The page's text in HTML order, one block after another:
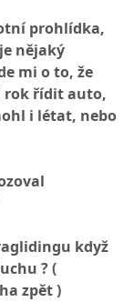
prohlídka,
nějaký
mi o to, že
rok řídit auto,
i létat, nebo
když
? (
zpět )